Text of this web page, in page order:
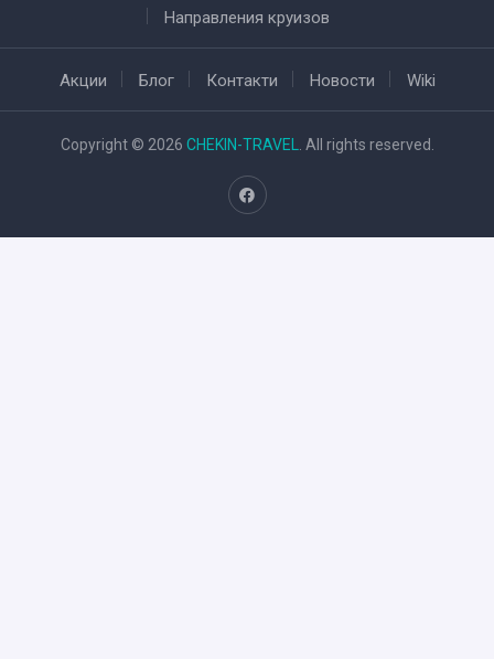
Направления круизов
Акции Блог Контакти Новости Wiki
Copyright © 2026 CHEKIN-TRAVEL . All rights reserved.